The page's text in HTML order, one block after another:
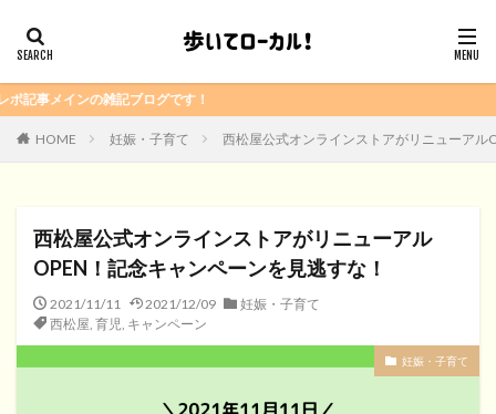
記ブログです！
HOME 妊娠・子育て 西松屋公式オンラインストアがリニューアル
西松屋公式オンラインストアがリニューアル
OPEN！記念キャンペーンを見逃すな！
2021/11/11 2021/12/09
妊娠・子育て
西松屋, 育児, キャンペーン
妊娠・子育て